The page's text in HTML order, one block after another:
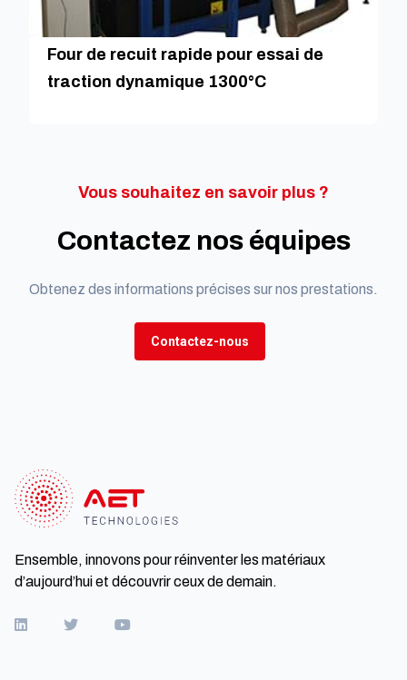
Four de recuit rapide pour essai de
traction dynamique 1300°C
Vous souhaitez en savoir plus ?
Contactez nos équipes
Obtenez des informations précises sur nos prestations.
Contactez-nous
Ensemble, innovons pour réinventer les matériaux
d’aujourd’hui et découvrir ceux de demain.